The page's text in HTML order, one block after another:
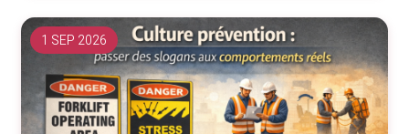
1 SEP 2026